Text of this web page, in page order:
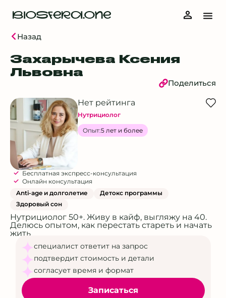
BIOSFERA.ONE
Назад
Захарычева Ксения
Львовна
Поделиться
Нет рейтинга
Нутрициолог
Опыт:5 лет и более
Бесплатная экспресс-консультация
Онлайн консультация
Anti-age и долголетие
Детокс программы
Здоровый сон
Нутрициолог 50+. Живу в кайф, выгляжу на 40.
Делюсь опытом, как перестать стареть и начать
жить
специалист ответит на запрос
подтвердит стоимость и детали
согласует время и формат
Записаться